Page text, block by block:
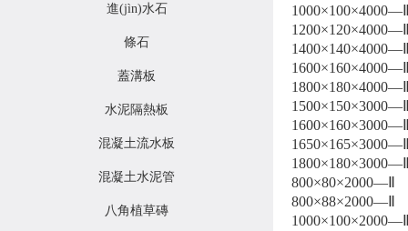
進(jìn)水石
條石
蓋溝板
水泥隔熱板
混凝土流水板
混凝土水泥管
八角植草磚
800×80×2000—Ⅱ
800×88×2000—Ⅱ